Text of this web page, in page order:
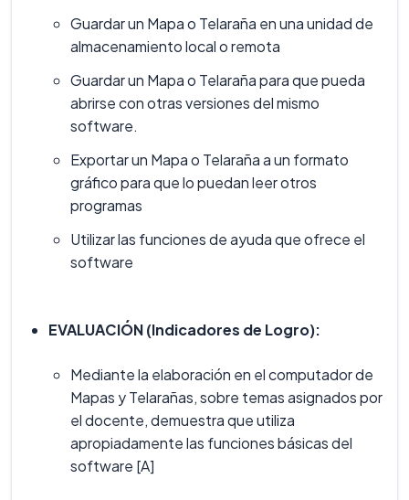
Guardar un Mapa o Telaraña en una unidad de
almacenamiento local o remota
Guardar un Mapa o Telaraña para que pueda
abrirse con otras versiones del mismo
software.
Exportar un Mapa o Telaraña a un formato
gráfico para que lo puedan leer otros
programas
Utilizar las funciones de ayuda que ofrece el
software
EVALUACIÓN (Indicadores de Logro):
Mediante la elaboración en el computador de
Mapas y Telarañas, sobre temas asignados por
el docente, demuestra que utiliza
apropiadamente las funciones básicas del
software [A]